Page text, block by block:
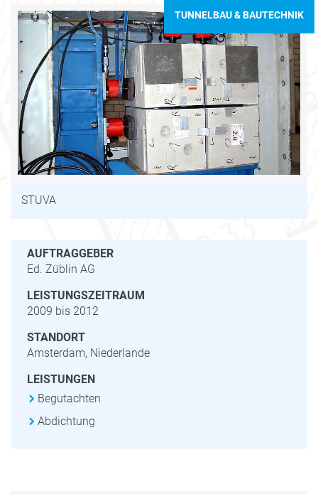
TUNNELBAU & BAUTECHNIK
STUVA
AUFTRAGGEBER
Ed. Züblin AG
LEISTUNGSZEITRAUM
2009 bis 2012
STANDORT
Amsterdam, Niederlande
LEISTUNGEN
Begutachten
Abdichtung